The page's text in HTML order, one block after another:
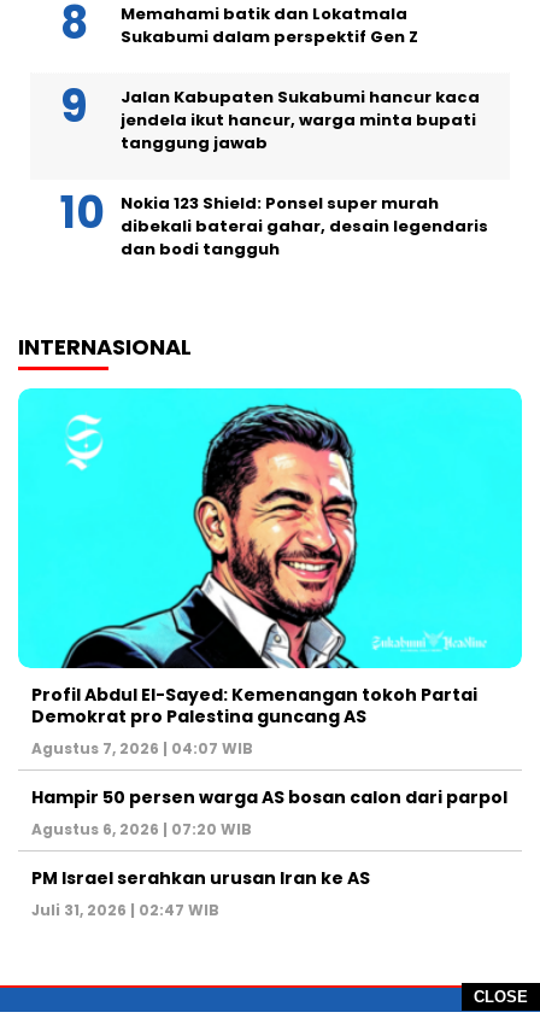
CLOSE
Memahami batik dan Lokatmala
Sukabumi dalam perspektif Gen Z
Jalan Kabupaten Sukabumi hancur kaca
jendela ikut hancur, warga minta bupati
tanggung jawab
Nokia 123 Shield: Ponsel super murah
dibekali baterai gahar, desain legendaris
dan bodi tangguh
INTERNASIONAL
Profil Abdul El-Sayed: Kemenangan tokoh Partai
Demokrat pro Palestina guncang AS
Agustus 7, 2026 | 04:07 WIB
Hampir 50 persen warga AS bosan calon dari parpol
Agustus 6, 2026 | 07:20 WIB
PM Israel serahkan urusan Iran ke AS
Juli 31, 2026 | 02:47 WIB